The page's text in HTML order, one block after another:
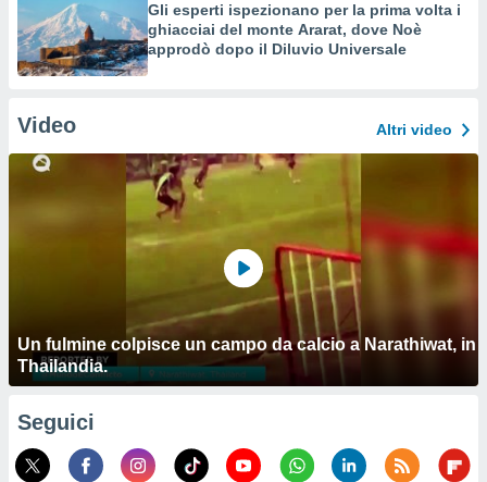
Gli esperti ispezionano per la prima volta i
ghiacciai del monte Ararat, dove Noè
approdò dopo il Diluvio Universale
Video Altri video
Un fulmine colpisce un campo da calcio a Narathiwat, in
Thailandia.
Seguici